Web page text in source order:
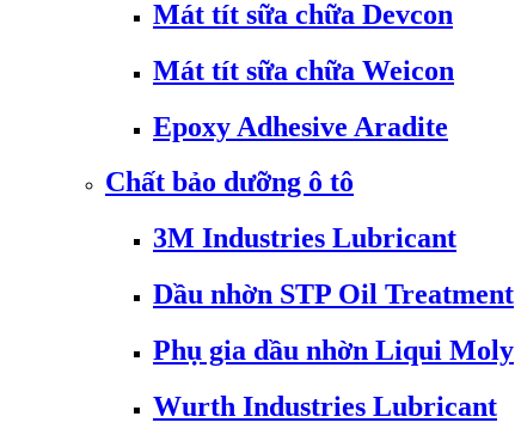
Mát tít sữa chữa Devcon
Mát tít sữa chữa Weicon
Epoxy Adhesive Aradite
Chất bảo dưỡng ô tô
3M Industries Lubricant
Dầu nhờn STP Oil Treatment
Phụ gia dầu nhờn Liqui Moly
Wurth Industries Lubricant